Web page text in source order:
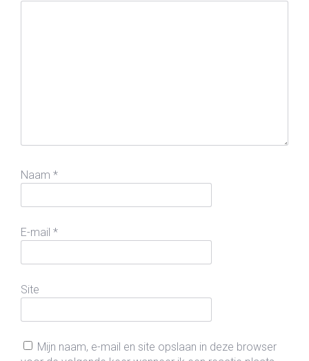
Naam *
E-mail *
Site
Mijn naam, e-mail en site opslaan in deze browser